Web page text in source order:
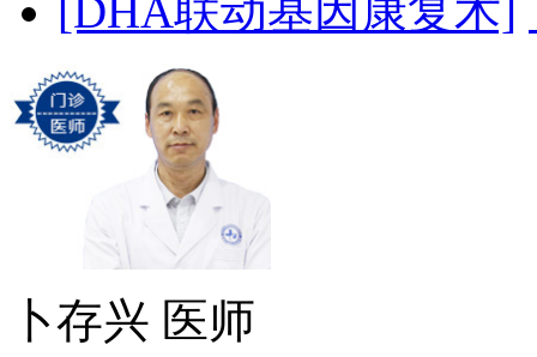
[DHA联动基因康复术]
卜存兴 医师